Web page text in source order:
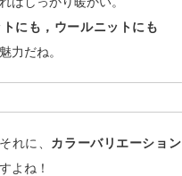
にも，ウールニットにも
力だね。
それに、 カラーバリエーション
すよね！